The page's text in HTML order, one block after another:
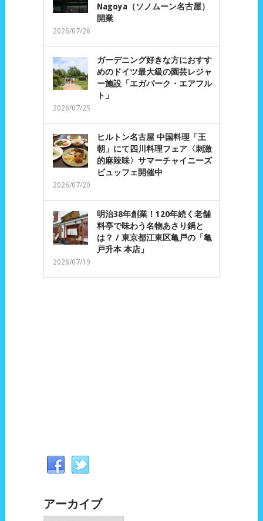
Nagoya（ソノムーン名古屋）
開業
2026/07/26
ガーデニング好きな方におすす
めのドイツ最大級の園芸レジャ
ー施設「エガパーク・エアフル
ト」
2026/07/25
ヒルトン名古屋 中国料理「王
朝」にて四川料理フェア〈刺激
的麻辣味〉サマーチャイニーズ
ビュッフェ開催中
2026/07/20
明治38年創業！120年続く老舗
料亭で味わう名物あさり鍋と
は？ / 東京都江東区亀戸の「亀
戸升本 本店」
2026/07/19
アーカイブ